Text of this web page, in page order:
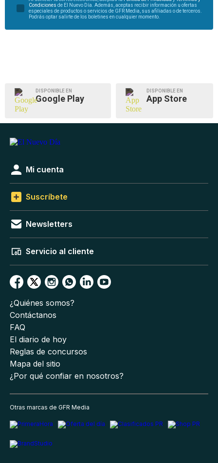
Condiciones de El Nuevo Día. Además, aceptas recibir información u ofertas
especiales de productos o servicios de GFR Media, sus afiliadas o de terceros.
Podrás optar salirte de los boletines en cualquier momento.
DISPONIBLE EN
Google Play
DISPONIBLE EN
App Store
Mi cuenta
Suscríbete
Newsletters
Servicio al cliente
¿Quiénes somos?
Contáctanos
FAQ
El diario de hoy
Reglas de concursos
Mapa del sitio
¿Por qué confiar en nosotros?
Otras marcas de GFR Media